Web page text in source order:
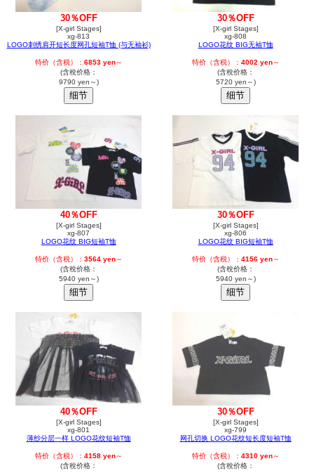
30％OFF
[X-girl Stages]
xg-813
LOGO刺绣肩开短长度网孔短袖T恤 (与无袖衫)
特价（含税）： 6853 yen～
(含稅价格：
9790 yen～)
30％OFF
[X-girl Stages]
xg-808
LOGO花纹 BIG无袖T恤
特价（含税）： 4002 yen～
(含稅价格：
5720 yen～)
40％OFF
[X-girl Stages]
xg-807
LOGO花纹 BIG短袖T恤
特价（含税）： 3564 yen～
(含稅价格：
5940 yen～)
30％OFF
[X-girl Stages]
xg-806
LOGO花纹 BIG短袖T恤
特价（含税）： 4156 yen～
(含稅价格：
5940 yen～)
40％OFF
[X-girl Stages]
xg-801
薄纱分层一样 LOGO花纹短袖T恤
特价（含税）： 4158 yen～
(含稅价格：
30％OFF
[X-girl Stages]
xg-799
网孔切换 LOGO花纹短长度短袖T恤
特价（含税）： 4310 yen～
(含稅价格：